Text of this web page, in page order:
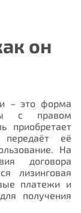
он
– это форма
с правом
приобретает
её
На
договора
лизинговая
платежи и
получения